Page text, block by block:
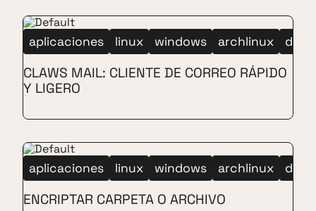
aplicaciones linux windows archlinux
CLAWS MAIL: CLIENTE DE CORREO RÁPIDO
Y LIGERO
aplicaciones linux windows archlinux
ENCRIPTAR CARPETA O ARCHIVO